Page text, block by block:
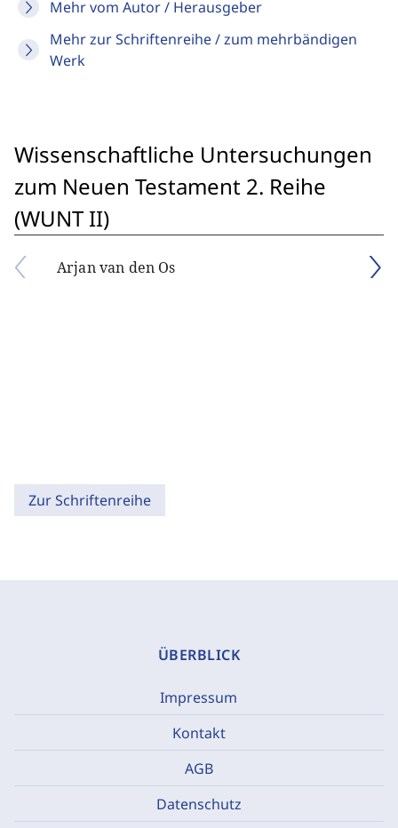
Mehr vom Autor / Herausgeber
Mehr zur Schriftenreihe / zum mehrbändigen
Werk
Wissenschaftliche Untersuchungen
zum Neuen Testament 2. Reihe
(WUNT II)
Arjan van den Os
Zur Schriftenreihe
ÜBERBLICK
Impressum
Kontakt
AGB
Datenschutz